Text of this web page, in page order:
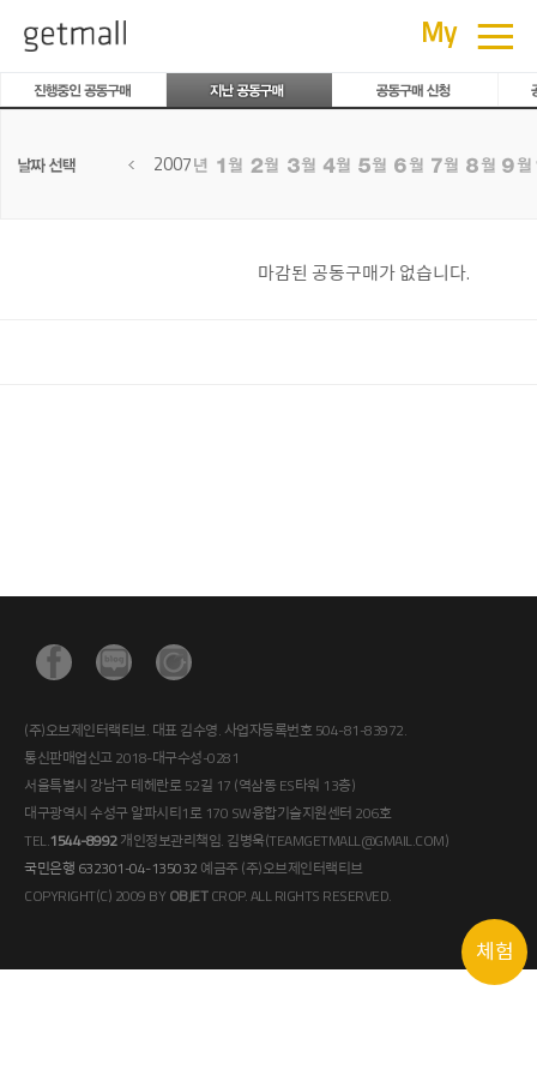
My ≡
공동구매
2007
마감된 공동구매가 없습니다.
(주)오브제인터랙티브. 대표 김수영. 사업자등록번호 504-81-83972.
통신판매업신고 2018-대구수성-0281
서울특별시 강남구 테헤란로 52길 17 (역삼동 ES타워 13층)
대구광역시 수성구 알파시티1로 170 SW융합기술지원센터 206호
TEL.1544-8992개인정보관리책임. 김병욱(TEAMGETMALL@GMAIL.COM)
국민은행 632301-04-135032 예금주 (주)오브제인터랙티브
COPYRIGHT(C) 2009 BYOBJETCROP. ALL RIGHTS RESERVED.
체험